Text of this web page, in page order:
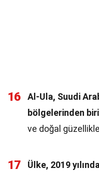
16
Al-Ula, Suudi
bölgelerinden
ve doğal
17
Ülke, 2019